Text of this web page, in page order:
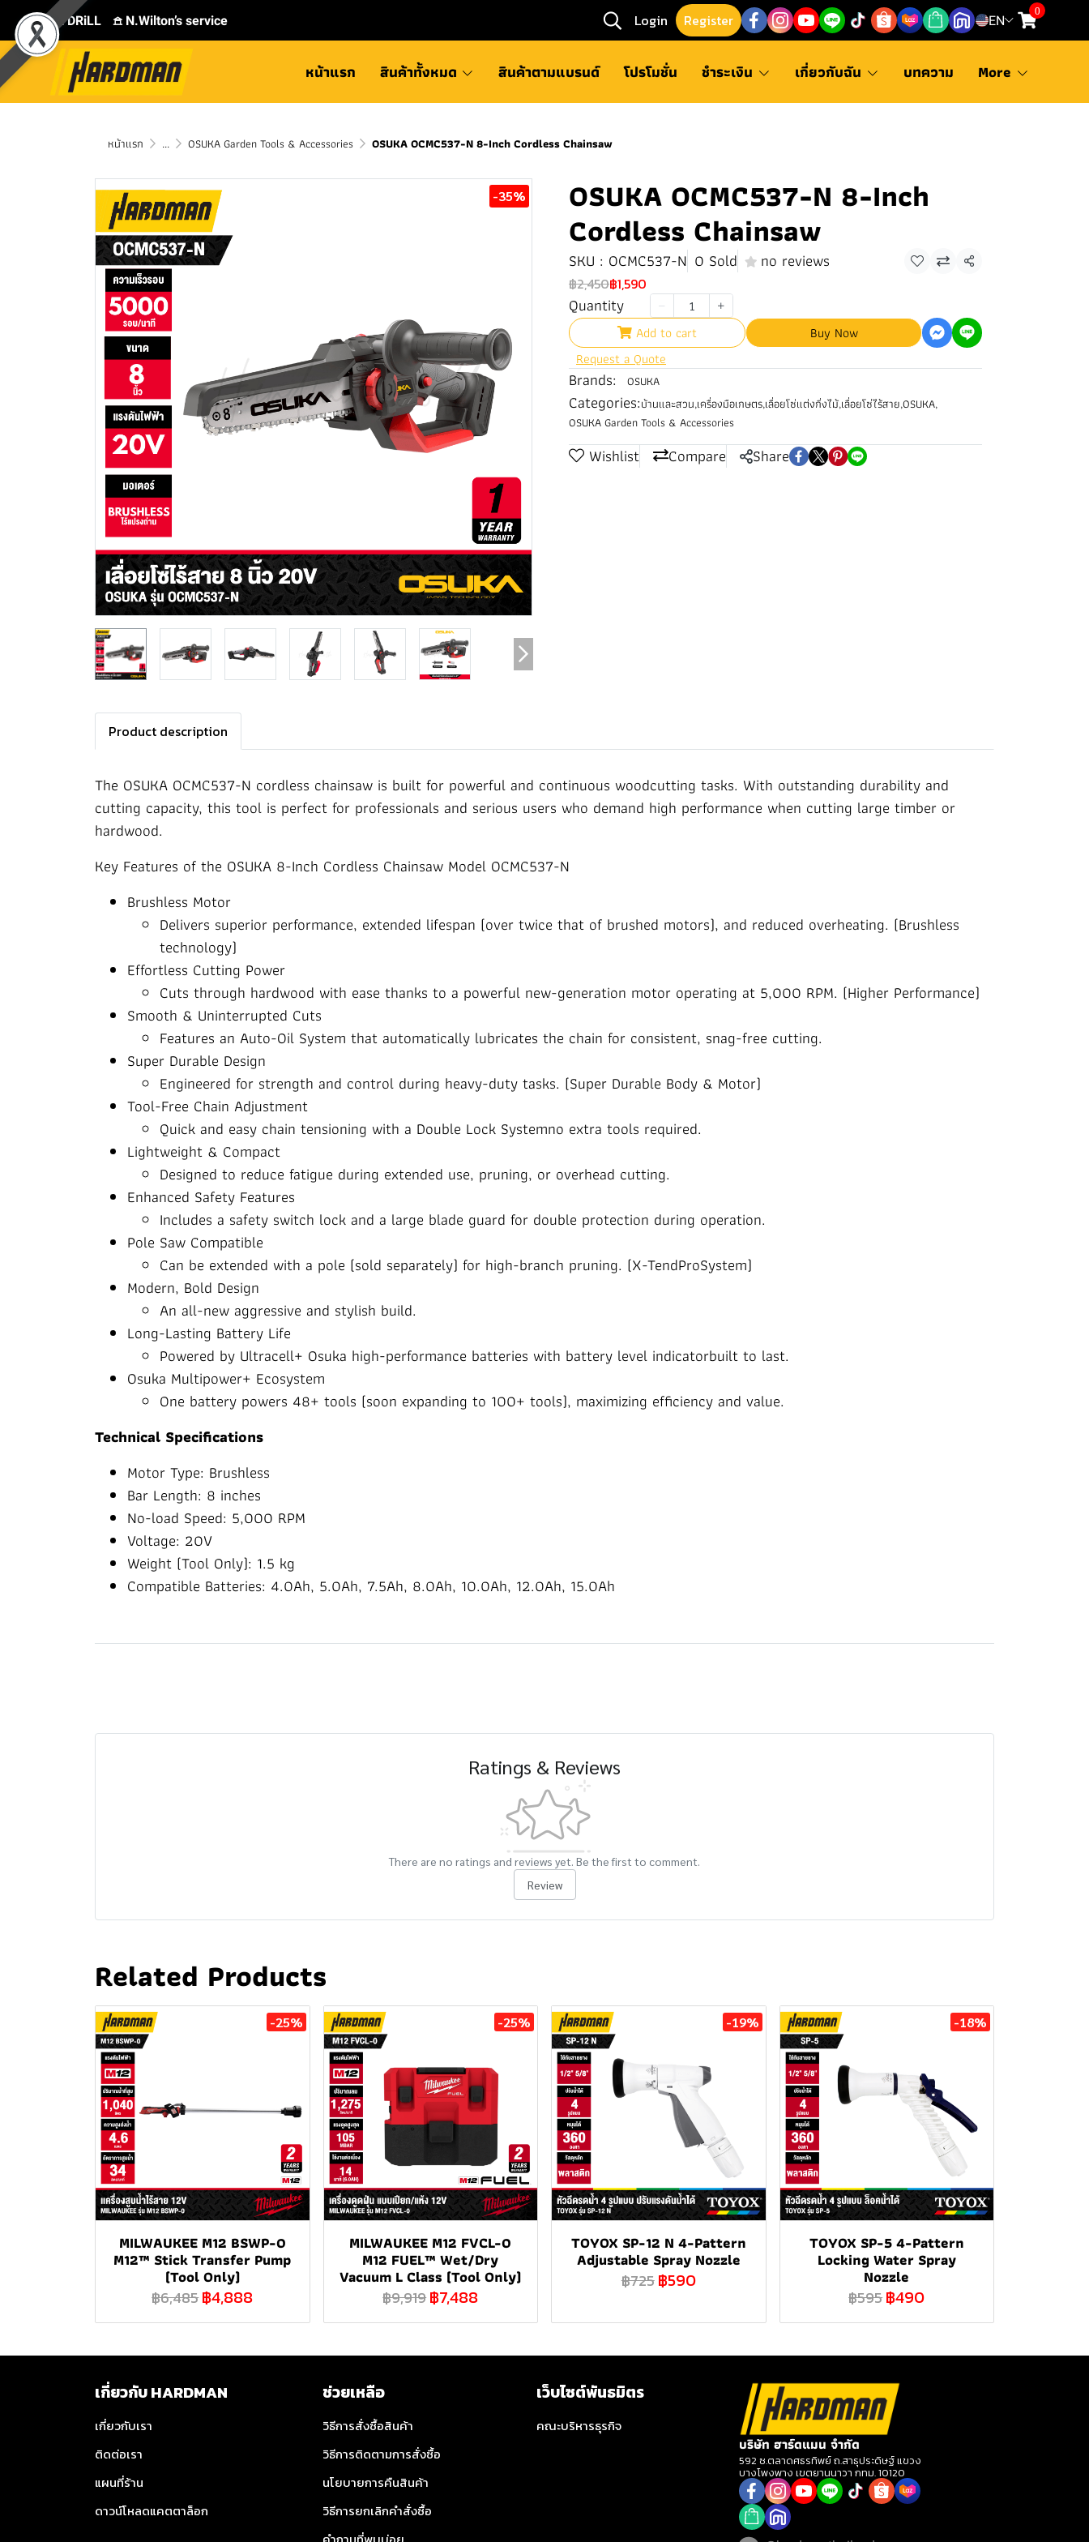
⛾ DRiLL 𖠿 N.Wilton’s service Login Register EN
0
หน้าแรก สินค้าทั้งหมด สินค้าตามแบรนด์ โปรโมชั่น ชำระเงิน เกี่ยวกับฉัน บทความ More
หน้าแรก ... OSUKA Garden Tools & Accessories OSUKA OCMC537-N 8-Inch Cordless Chainsaw
-35% OSUKA OCMC537-N 8-Inch
Cordless Chainsaw
SKU : OCMC537-N 0 Sold no reviews Share
฿2,450฿1,590
Quantity
Add to cart
Buy Now
Request a Quote
Brands: OSUKA
Categories:บ้านและสวน,เครื่องมือเกษตร,เลื่อยโซ่แต่งกิ่งไม้,เลื่อยโซ่ไร้สาย,OSUKA,
OSUKA Garden Tools & Accessories
Wishlist Compare Share
Product description
The OSUKA OCMC537-N cordless chainsaw is built for powerful and continuous woodcutting tasks. With outstanding durability and
cutting capacity, this tool is perfect for professionals and serious users who demand high performance when cutting large timber or
hardwood.
Key Features of the OSUKA 8-Inch Cordless Chainsaw Model OCMC537-N
Brushless Motor
Delivers superior performance, extended lifespan (over twice that of brushed motors), and reduced overheating. (Brushless
technology)
Effortless Cutting Power
Cuts through hardwood with ease thanks to a powerful new-generation motor operating at 5,000 RPM. (Higher Performance)
Smooth & Uninterrupted Cuts
Features an Auto-Oil System that automatically lubricates the chain for consistent, snag-free cutting.
Super Durable Design
Engineered for strength and control during heavy-duty tasks. (Super Durable Body & Motor)
Tool-Free Chain Adjustment
Quick and easy chain tensioning with a Double Lock Systemno extra tools required.
Lightweight & Compact
Designed to reduce fatigue during extended use, pruning, or overhead cutting.
Enhanced Safety Features
Includes a safety switch lock and a large blade guard for double protection during operation.
Pole Saw Compatible
Can be extended with a pole (sold separately) for high-branch pruning. (X-TendProSystem)
Modern, Bold Design
An all-new aggressive and stylish build.
Long-Lasting Battery Life
Powered by Ultracell+ Osuka high-performance batteries with battery level indicatorbuilt to last.
Osuka Multipower+ Ecosystem
One battery powers 48+ tools (soon expanding to 100+ tools), maximizing efficiency and value.
Technical Specifications
Motor Type: Brushless
Bar Length: 8 inches
No-load Speed: 5,000 RPM
Voltage: 20V
Weight (Tool Only): 1.5 kg
Compatible Batteries: 4.0Ah, 5.0Ah, 7.5Ah, 8.0Ah, 10.0Ah, 12.0Ah, 15.0Ah
Ratings & Reviews
There are no ratings and reviews yet. Be the first to comment.
Review
Related Products
-25%
MILWAUKEE M12 BSWP-0
M12™ Stick Transfer Pump
(Tool Only)
฿6,485฿4,888
-25%
MILWAUKEE M12 FVCL-0
M12 FUEL™ Wet/Dry
Vacuum L Class (Tool Only)
฿9,919฿7,488
-19%
TOYOX SP-12 N 4-Pattern
Adjustable Spray Nozzle
฿725฿590
-18%
TOYOX SP-5 4-Pattern
Locking Water Spray
Nozzle
฿595฿490
เกี่ยวกับ HARDMAN
เกี่ยวกับเรา
ติดต่อเรา
แผนที่ร้าน
ดาวน์โหลดแคตตาล็อก
ช่วยเหลือ
วิธีการสั่งซื้อสินค้า
วิธีการติดตามการสั่งซื้อ
นโยบายการคืนสินค้า
วิธีการยกเลิกคำสั่งซื้อ
เว็บไซต์พันธมิตร
คณะบริหารธุรกิจ
บริษัท ฮาร์ดแมน จำกัด
592 ซ.ตลาดศธรทิพย์ ถ.สาธุประดิษฐ์ แขวง
บางโพงพาง เขตยานนาวา กทม. 10120